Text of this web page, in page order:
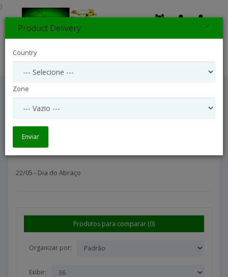
22/05 - Dia Do Abraço
22/05 - Dia do Abraço
Produtos para comparar (0)
Organizar por:
Exibir:
}
Product Delivery ×
Country
Zone
Enviar